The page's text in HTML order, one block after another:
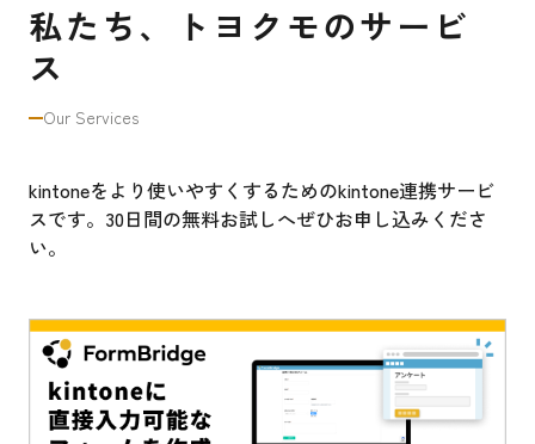
私たち、トヨクモのサービ
ス
Our Services
kintoneをより使いやすくするためのkintone連携サービ
スです。30日間の無料お試しへぜひお申し込みくださ
い。